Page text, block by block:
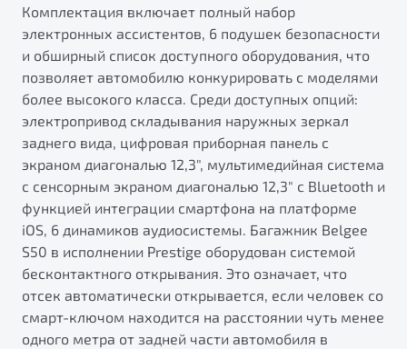
Комплектация включает полный набор
электронных ассистентов, 6 подушек безопасности
и обширный список доступного оборудования, что
позволяет автомобилю конкурировать с моделями
более высокого класса. Среди доступных опций:
электропривод складывания наружных зеркал
заднего вида, цифровая приборная панель с
экраном диагональю 12,3", мультимедийная система
с сенсорным экраном диагональю 12,3" с Bluetooth и
функцией интеграции смартфона на платформе
iOS, 6 динамиков аудиосистемы. Багажник Belgee
S50 в исполнении Prestige оборудован системой
бесконтактного открывания. Это означает, что
отсек автоматически открывается, если человек со
смарт-ключом находится на расстоянии чуть менее
одного метра от задней части автомобиля в